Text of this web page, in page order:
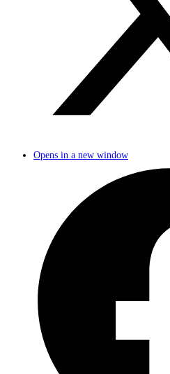
Opens in a new window